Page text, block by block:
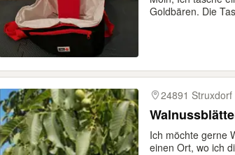
Goldbären. Die
24891 Struxdorf
Ich möchte gerne
einen Ort, wo ich